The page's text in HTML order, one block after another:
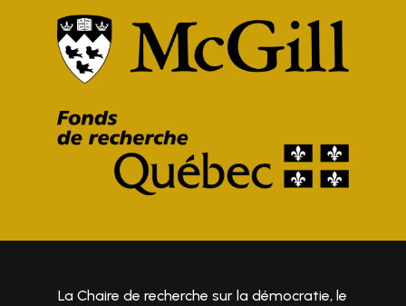
La Chaire de recherche sur la démocratie, le